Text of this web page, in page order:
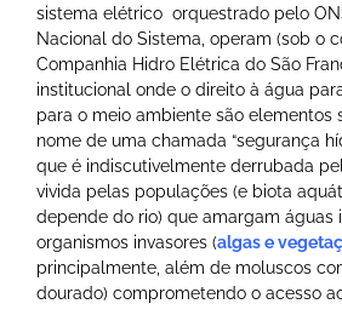
sistema elétrico orquestrado pelo
Nacional do Sistema, operam (sob o
Companhia Hidro Elétrica do São
institucional onde o direito à água
para o meio ambiente são elementos
nome de uma chamada “segurança
que é indiscutivelmente derrubada
vivida pelas populações (e biota
depende do rio) que amargam águas
organismos invasores (algas e
principalmente, além de moluscos
dourado) comprometendo o acesso